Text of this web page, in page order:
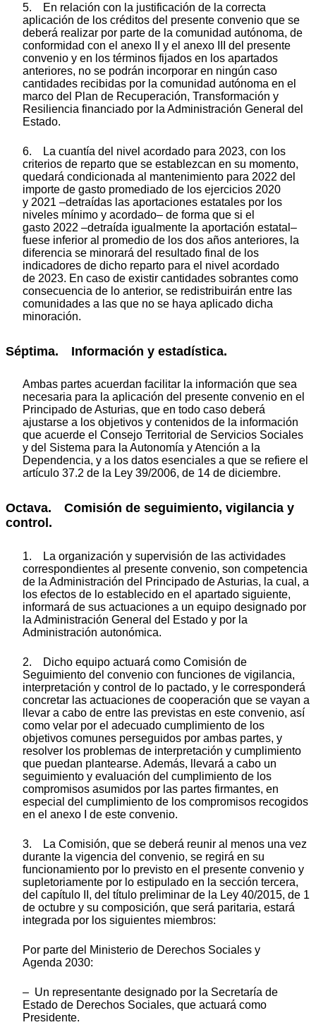
5. En relación con la justificación de la correcta
aplicación de los créditos del presente convenio que se
deberá realizar por parte de la comunidad autónoma, de
conformidad con el anexo II y el anexo III del presente
convenio y en los términos fijados en los apartados
anteriores, no se podrán incorporar en ningún caso
cantidades recibidas por la comunidad autónoma en el
marco del Plan de Recuperación, Transformación y
Resiliencia financiado por la Administración General del
Estado.
6. La cuantía del nivel acordado para 2023, con los
criterios de reparto que se establezcan en su momento,
quedará condicionada al mantenimiento para 2022 del
importe de gasto promediado de los ejercicios 2020
y 2021 –detraídas las aportaciones estatales por los
niveles mínimo y acordado– de forma que si el
gasto 2022 –detraída igualmente la aportación estatal–
fuese inferior al promedio de los dos años anteriores, la
diferencia se minorará del resultado final de los
indicadores de dicho reparto para el nivel acordado
de 2023. En caso de existir cantidades sobrantes como
consecuencia de lo anterior, se redistribuirán entre las
comunidades a las que no se haya aplicado dicha
minoración.
Séptima. Información y estadística.
Ambas partes acuerdan facilitar la información que sea
necesaria para la aplicación del presente convenio en el
Principado de Asturias, que en todo caso deberá
ajustarse a los objetivos y contenidos de la información
que acuerde el Consejo Territorial de Servicios Sociales
y del Sistema para la Autonomía y Atención a la
Dependencia, y a los datos esenciales a que se refiere el
artículo 37.2 de la Ley 39/2006, de 14 de diciembre.
Octava. Comisión de seguimiento, vigilancia y
control.
1. La organización y supervisión de las actividades
correspondientes al presente convenio, son competencia
de la Administración del Principado de Asturias, la cual, a
los efectos de lo establecido en el apartado siguiente,
informará de sus actuaciones a un equipo designado por
la Administración General del Estado y por la
Administración autonómica.
2. Dicho equipo actuará como Comisión de
Seguimiento del convenio con funciones de vigilancia,
interpretación y control de lo pactado, y le corresponderá
concretar las actuaciones de cooperación que se vayan a
llevar a cabo de entre las previstas en este convenio, así
como velar por el adecuado cumplimiento de los
objetivos comunes perseguidos por ambas partes, y
resolver los problemas de interpretación y cumplimiento
que puedan plantearse. Además, llevará a cabo un
seguimiento y evaluación del cumplimiento de los
compromisos asumidos por las partes firmantes, en
especial del cumplimiento de los compromisos recogidos
en el anexo I de este convenio.
3. La Comisión, que se deberá reunir al menos una vez
durante la vigencia del convenio, se regirá en su
funcionamiento por lo previsto en el presente convenio y
supletoriamente por lo estipulado en la sección tercera,
del capítulo II, del título preliminar de la Ley 40/2015, de 1
de octubre y su composición, que será paritaria, estará
integrada por los siguientes miembros:
Por parte del Ministerio de Derechos Sociales y
Agenda 2030:
– Un representante designado por la Secretaría de
Estado de Derechos Sociales, que actuará como
Presidente.